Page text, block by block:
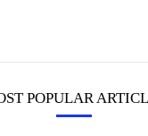
POPULAR